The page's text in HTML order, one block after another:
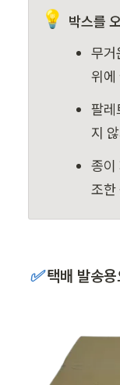
💡 박스를
무거
위에
팔레
지
종이
조한
✅ 택배 발송